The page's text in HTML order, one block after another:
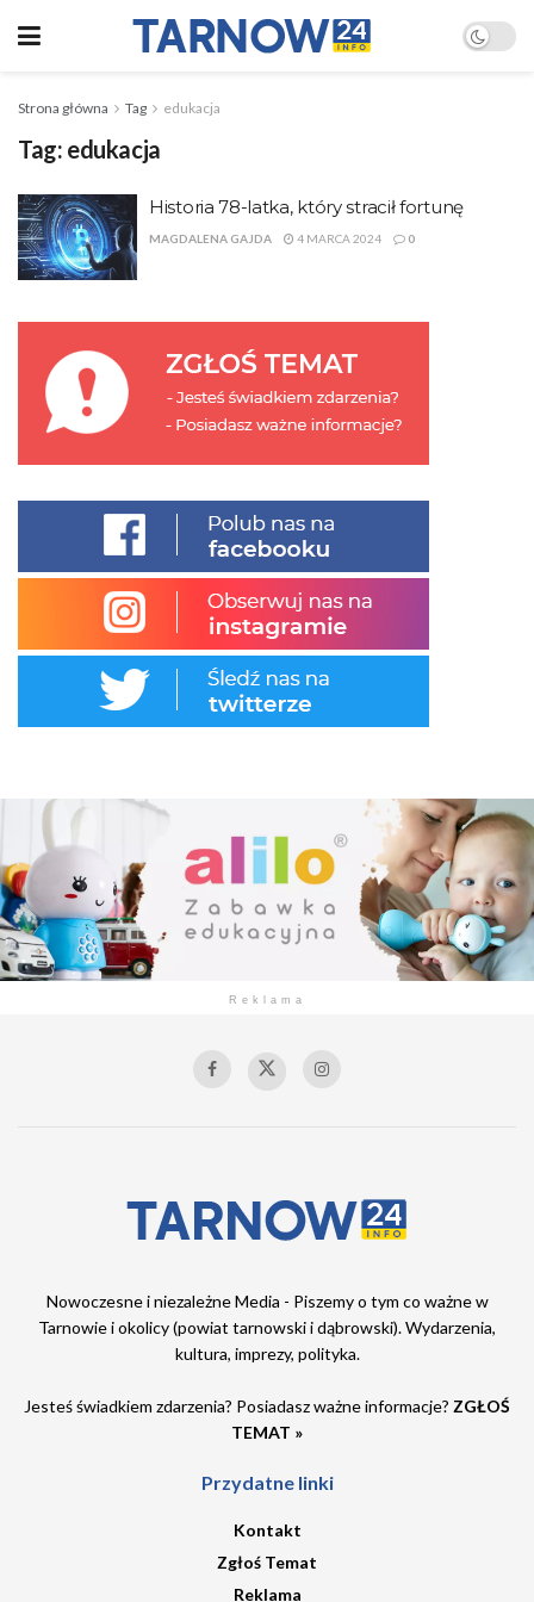
Strona główna Tag edukacja
Tag: edukacja
Historia 78-latka, który stracił fortunę
MAGDALENA GAJDA 4 MARCA 2024 0
Reklama
Nowoczesne i niezależne Media - Piszemy o tym co ważne w
Tarnowie i okolicy (powiat tarnowski i dąbrowski). Wydarzenia,
kultura, imprezy, polityka.
Jesteś świadkiem zdarzenia? Posiadasz ważne informacje? ZGŁOŚ
TEMAT »
Przydatne linki
Kontakt
Zgłoś Temat
Reklama